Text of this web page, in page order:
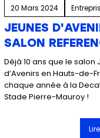
20 Mars 2024
JEUNES
SALON
Déjà 10 ans que le salon
d’Avenirs en Hauts-de-
chaque année à la
Stade Pierre-Mauroy !